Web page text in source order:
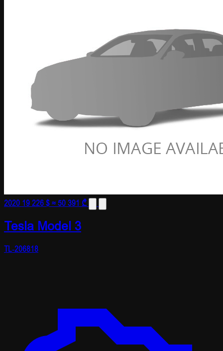
2020 19 226 $≈ 50 391 ₾
Tesla Model 3
TL-206818